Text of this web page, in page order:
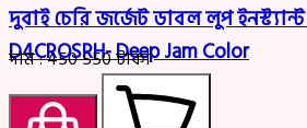
দুবাই চেরি জর্জেট ডাবল লুপ
D4CROSRH- Deep Jam Color
দাম :450550টাকা